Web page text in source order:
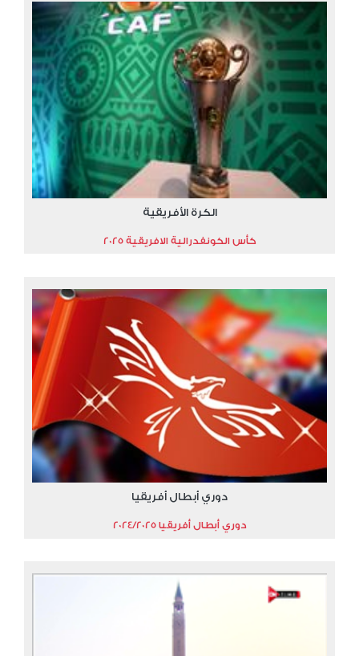
الكرة الأفريقية
كأس الكونفدرالية الافريقية 2025
دوري أبطال أفريقيا
دوري أبطال أفريقيا 2024/2025